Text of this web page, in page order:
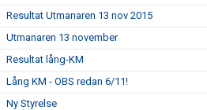
Resultat Utmanaren 13 nov 2015
Utmanaren 13 november
Resultat lång-KM
Lång KM - OBS redan 6/11!
Ny Styrelse